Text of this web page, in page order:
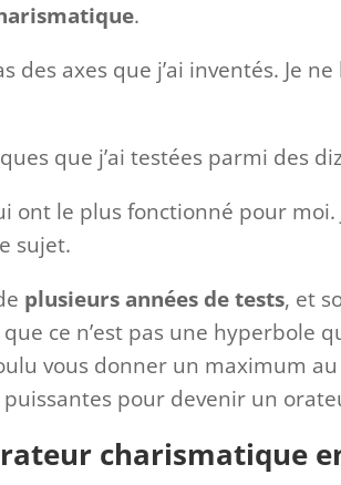
.
des axes que j’ai inventés. Je
que j’ai testées parmi des
ont le plus fonctionné pour moi.
sujet.
plusieurs années de tests, et
ce n’est pas une hyperbole
vous donner un maximum
pour devenir un
charismatique